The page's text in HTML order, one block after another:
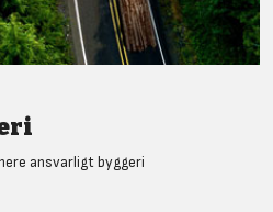
ansvarligt byggeri